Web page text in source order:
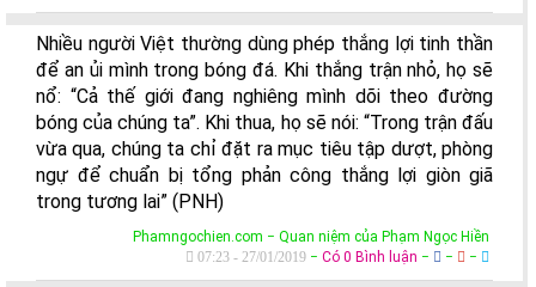
Nhiều người Việt thường dùng phép thắng lợi tinh thần
để an ủi mình trong bóng đá. Khi thắng trận nhỏ, họ sẽ
nổ: “Cả thế giới đang nghiêng mình dõi theo đường
bóng của chúng ta”. Khi thua, họ sẽ nói: “Trong trận đấu
vừa qua, chúng ta chỉ đặt ra mục tiêu tập dượt, phòng
ngự để chuẩn bị tổng phản công thắng lợi giòn giã
trong tương lai” (PNH)
Phamngochien.com − Quan niệm của Phạm Ngọc Hiền
07:23 - 27/01/2019 − Có 0 Bình luận − − −